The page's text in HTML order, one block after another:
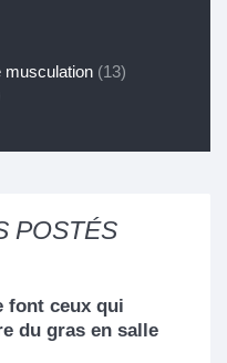
musculation (13)
POSTÉS
font ceux qui
du gras en salle